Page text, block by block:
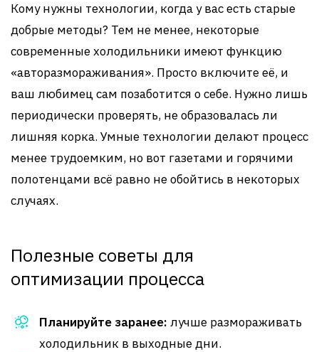
Кому нужны технологии, когда у вас есть старые
добрые методы? Тем не менее, некоторые
современные холодильники имеют функцию
«авторазмораживания». Просто включите её, и
ваш любимец сам позаботится о себе. Нужно лишь
периодически проверять, не образовалась ли
лишняя корка. Умные технологии делают процесс
менее трудоемким, но вот газетами и горячими
полотенцами всё равно не обойтись в некоторых
случаях.
Полезные советы для
оптимизации процесса
Планируйте заранее: лучше размораживать
холодильник в выходные дни.